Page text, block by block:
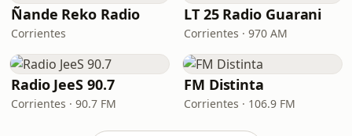
Ñande Reko Radio
Corrientes
LT 25 Radio Guarani
Corrientes · 970 AM
Radio JeeS 90.7
Corrientes · 90.7 FM
FM Distinta
Corrientes · 106.9 FM